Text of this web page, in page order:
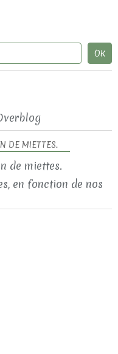
DE MIETTES.
en fonction de nos